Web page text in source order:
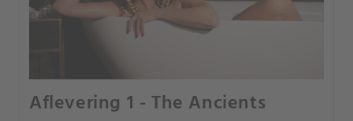
Aflevering 1 - The Ancients